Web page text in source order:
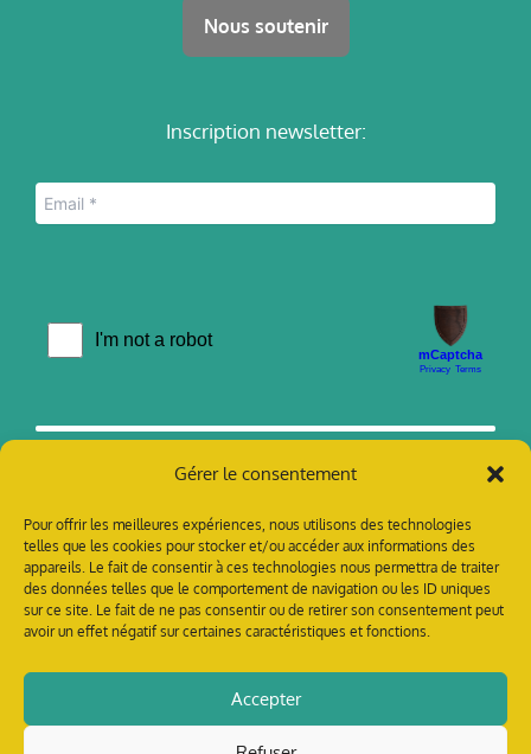
Gérer le consentement
Pour offrir les meilleures expériences, nous utilisons des technologies
telles que les cookies pour stocker et/ou accéder aux informations des
appareils. Le fait de consentir à ces technologies nous permettra de traiter
des données telles que le comportement de navigation ou les ID uniques
sur ce site. Le fait de ne pas consentir ou de retirer son consentement peut
avoir un effet négatif sur certaines caractéristiques et fonctions.
Accepter
Nous soutenir
Inscription newsletter:
contact @ tillandsia-prod.org